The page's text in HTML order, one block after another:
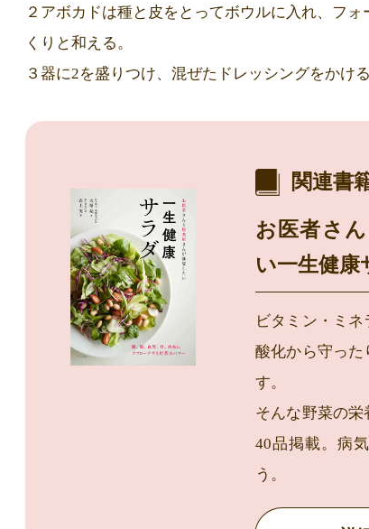
２アボカドは種と皮をとってボウルに入れ、フ
くりと和える。
３器に2を盛りつけ、混ぜたドレッシングをかける
関連書
お医者さ
い一生健康
ビタミン・ミ
酸化から守っ
す。
そんな野菜の
40品掲載。病
う。